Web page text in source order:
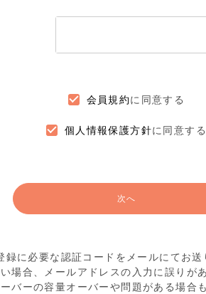
会員規約に同意する
個人情報保護方針に同意する
次へ
録に必要な認証コードをメールにてお送
場合、メールアドレスの入力に誤りが
バーの容量オーバーや問題がある場合